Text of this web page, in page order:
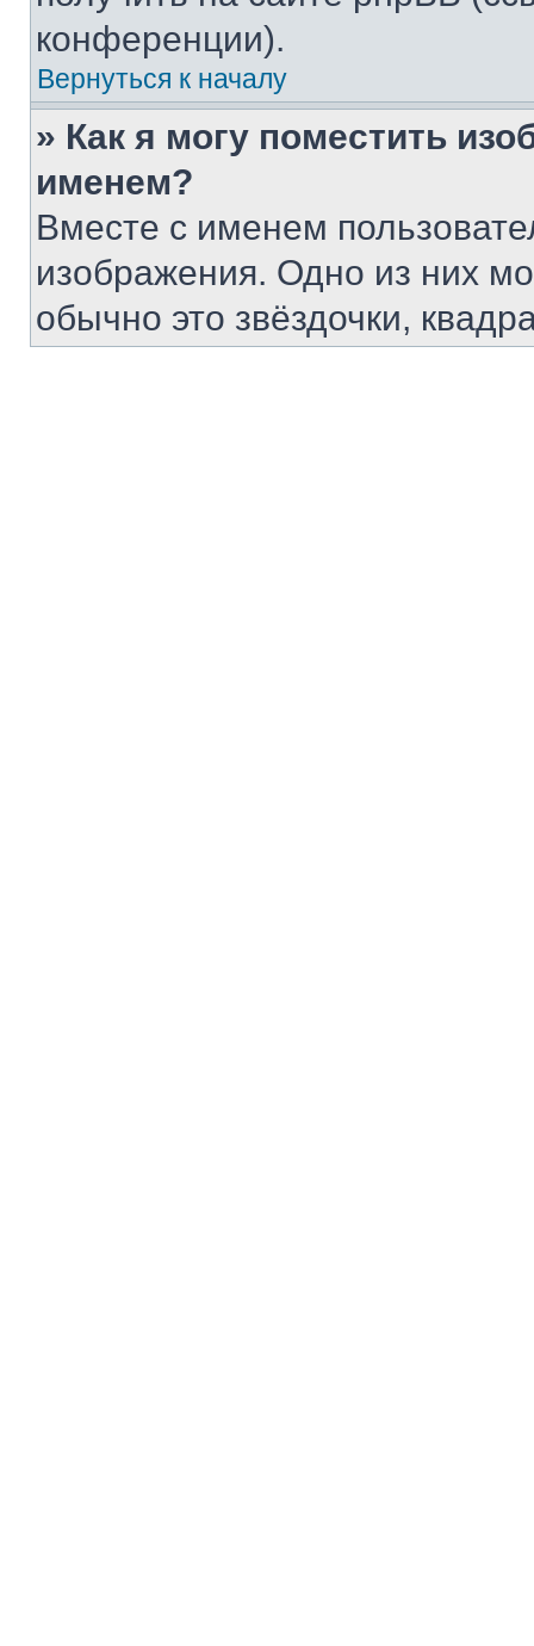
конференции).
Вернуться к началу
» Как я могу поместить
именем?
Вместе с именем
изображения. Одно из них
обычно это звёздочки,